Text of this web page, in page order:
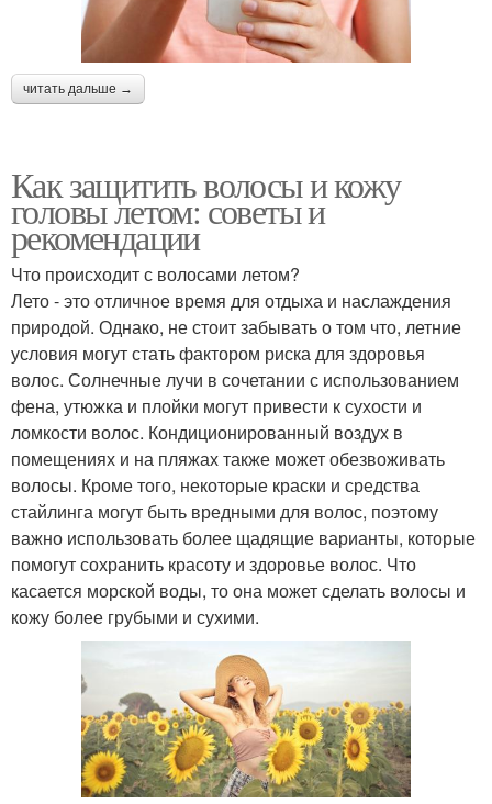
читать дальше →
Как защитить волосы и кожу
головы летом: советы и
рекомендации
Что происходит с волосами летом?
Лето - это отличное время для отдыха и наслаждения
природой. Однако, не стоит забывать о том что, летние
условия могут стать фактором риска для здоровья
волос. Солнечные лучи в сочетании с использованием
фена, утюжка и плойки могут привести к сухости и
ломкости волос. Кондиционированный воздух в
помещениях и на пляжах также может обезвоживать
волосы. Кроме того, некоторые краски и средства
стайлинга могут быть вредными для волос, поэтому
важно использовать более щадящие варианты, которые
помогут сохранить красоту и здоровье волос. Что
касается морской воды, то она может сделать волосы и
кожу более грубыми и сухими.